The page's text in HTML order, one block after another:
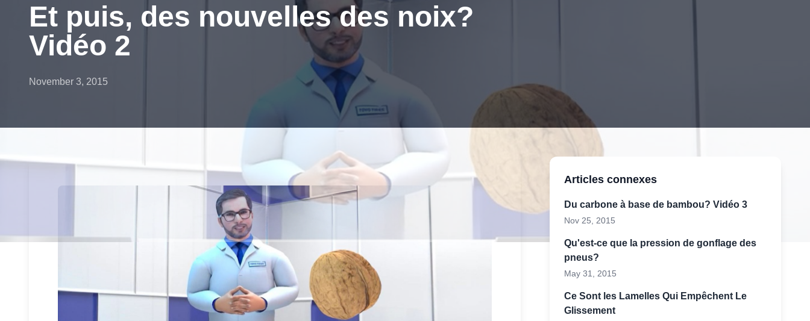
Et puis, des nouvelles des noix?
Vidéo 2
November 3, 2015
Articles connexes
Du carbone à base de bambou? Vidéo 3
Nov 25, 2015
Qu'est-ce que la pression de gonflage des
pneus?
May 31, 2015
Ce Sont les Lamelles Qui Empêchent Le
Glissement